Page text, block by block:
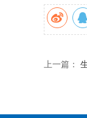
上一篇：